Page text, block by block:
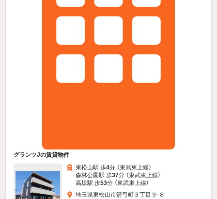
グランツJの賃貸物件
東松山駅 歩4分 （東武東上線）
森林公園駅 歩37分 （東武東上線）
高坂駅 歩53分 （東武東上線）
埼玉県東松山市箭弓町３丁目９-８